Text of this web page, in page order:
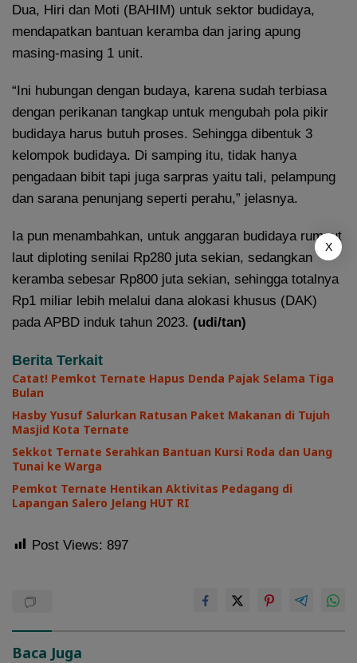
Dua, Hiri dan Moti (BAHIM) untuk sektor budidaya,
mendapatkan bantuan keramba dan jaring apung
masing-masing 1 unit.
“Ini hubungan dengan budaya, karena sudah terbiasa
dengan perikanan tangkap untuk mengubah pola pikir
budidaya harus butuh proses. Sehingga dibentuk 3
kelompok budidaya. Di samping itu, tidak hanya
pengadaan bibit tapi juga sarpras yaitu tali, pelampung
dan sarana penunjang seperti perahu,” jelasnya.
Ia pun menambahkan, untuk anggaran budidaya rumput
laut diploting senilai Rp280 juta sekian, sedangkan
keramba sebesar Rp800 juta sekian, sehingga totalnya
Rp1 miliar lebih melalui dana alokasi khusus (DAK)
pada APBD induk tahun 2023. (udi/tan)
Berita Terkait
Catat! Pemkot Ternate Hapus Denda Pajak Selama Tiga
Bulan
Hasby Yusuf Salurkan Ratusan Paket Makanan di Tujuh
Masjid Kota Ternate
Sekkot Ternate Serahkan Bantuan Kursi Roda dan Uang
Tunai ke Warga
Pemkot Ternate Hentikan Aktivitas Pedagang di
Lapangan Salero Jelang HUT RI
Post Views: 897
Baca Juga
X